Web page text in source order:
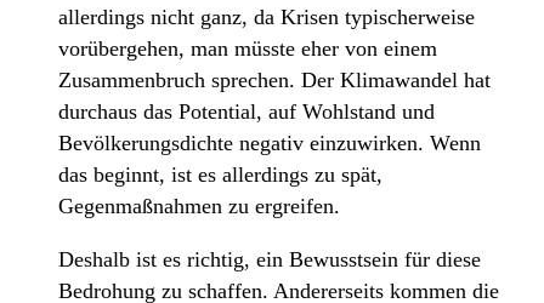
allerdings nicht ganz, da Krisen typischerweise
vorübergehen, man müsste eher von einem
Zusammenbruch sprechen. Der Klimawandel hat
durchaus das Potential, auf Wohlstand und
Bevölkerungsdichte negativ einzuwirken. Wenn
das beginnt, ist es allerdings zu spät,
Gegenmaßnahmen zu ergreifen.
Deshalb ist es richtig, ein Bewusstsein für diese
Bedrohung zu schaffen. Andererseits kommen die